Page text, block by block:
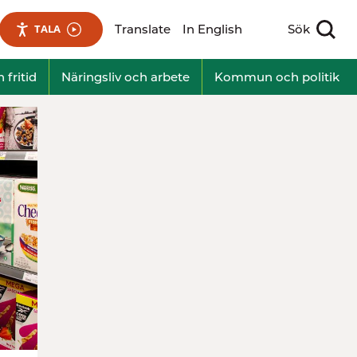
TALA Translate In English Sök
Visa sökfält
fritid Näringsliv och arbete Kommun och politik